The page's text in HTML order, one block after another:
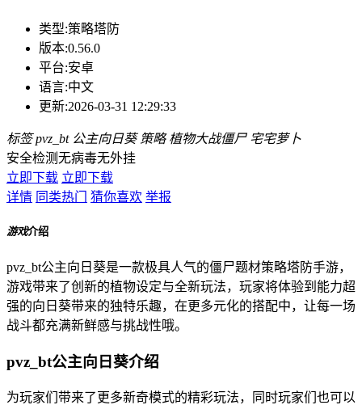
类型:策略塔防
版本:0.56.0
平台:安卓
语言:中文
更新:2026-03-31 12:29:33
标签 pvz_bt 公主向日葵 策略 植物大战僵尸 宅宅萝卜
安全检测无病毒无外挂
立即下载 立即下载
详情 同类热门 猜你喜欢 举报
游戏介绍
pvz_bt公主向日葵是一款极具人气的僵尸题材策略塔防手游，
游戏带来了创新的植物设定与全新玩法，玩家将体验到能力超
强的向日葵带来的独特乐趣，在更多元化的搭配中，让每一场
战斗都充满新鲜感与挑战性哦。
pvz_bt公主向日葵介绍
为玩家们带来了更多新奇模式的精彩玩法，同时玩家们也可以